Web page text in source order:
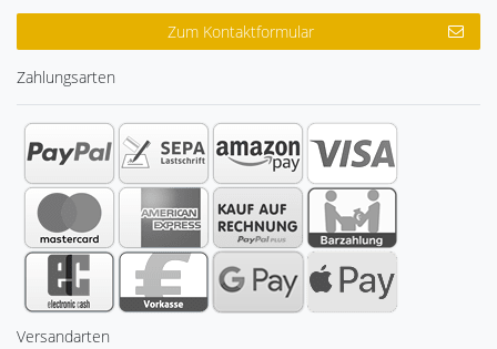
Zum Kontaktformular
Zahlungsarten
Versandarten